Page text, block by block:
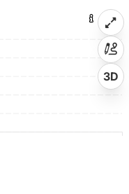
3D